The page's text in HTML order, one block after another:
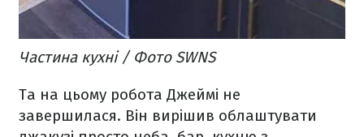
Частина кухні / Фото SWNS
Та на цьому робота Джеймі не
завершилася. Він вирішив облаштувати